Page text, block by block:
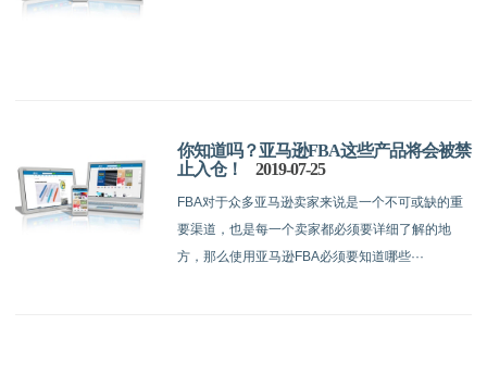
你知道吗？亚马逊FBA这些产品将会被禁
止入仓！
2019-07-25
FBA对于众多亚马逊卖家来说是一个不可或缺的重
要渠道，也是每一个卖家都必须要详细了解的地
方，那么使用亚马逊FBA必须要知道哪些···